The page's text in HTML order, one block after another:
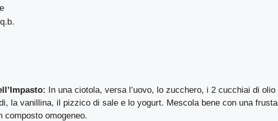
In una ciotola, versa l’uovo, lo zucchero, i 2 cucchiai di olio
la vanillina, il pizzico di sale e lo yogurt. Mescola bene con una frusta
composto omogeneo.